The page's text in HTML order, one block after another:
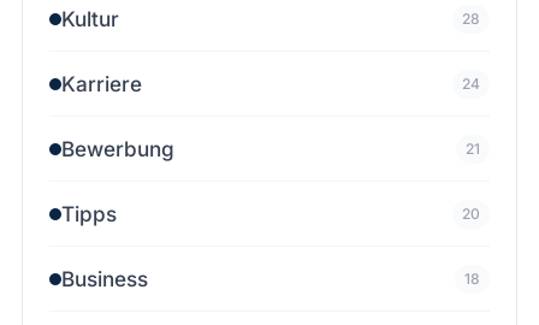
Kultur 28
Karriere 24
Bewerbung 21
Tipps 20
Business 18